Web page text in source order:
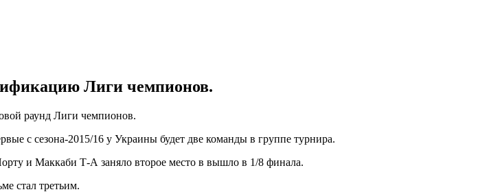
Лиги чемпионов.
раунд Лиги чемпионов.
с сезона-2015/16 у Украины будет две команды в группе турнира.
и Маккаби Т-А заняло второе место в вышло в 1/8 финала.
стал третьим.